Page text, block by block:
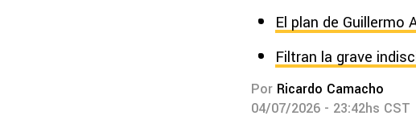
El plan de Guillermo
Filtran la grave
Por Ricardo Camacho
04/07/2026 - 23:42hs CST